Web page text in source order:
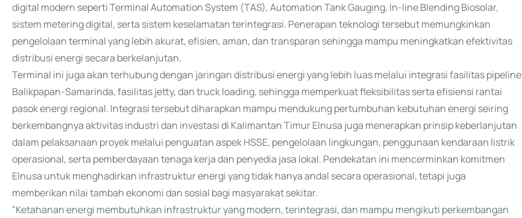
digital modern seperti Terminal Automation System (TAS), Automation Tank Gauging, In-line Blending Biosolar,
sistem metering digital, serta sistem keselamatan terintegrasi. Penerapan teknologi tersebut memungkinkan
pengelolaan terminal yang lebih akurat, efisien, aman, dan transparan sehingga mampu meningkatkan efektivitas
distribusi energi secara berkelanjutan.
Terminal ini juga akan terhubung dengan jaringan distribusi energi yang lebih luas melalui integrasi fasilitas pipeline
Balikpapan-Samarinda, fasilitas jetty, dan truck loading, sehingga memperkuat fleksibilitas serta efisiensi rantai
pasok energi regional. Integrasi tersebut diharapkan mampu mendukung pertumbuhan kebutuhan energi seiring
berkembangnya aktivitas industri dan investasi di Kalimantan Timur Elnusa juga menerapkan prinsip keberlanjutan
dalam pelaksanaan proyek melalui penguatan aspek HSSE, pengelolaan lingkungan, penggunaan kendaraan listrik
operasional, serta pemberdayaan tenaga kerja dan penyedia jasa lokal. Pendekatan ini mencerminkan komitmen
Elnusa untuk menghadirkan infrastruktur energi yang tidak hanya andal secara operasional, tetapi juga
memberikan nilai tambah ekonomi dan sosial bagi masyarakat sekitar.
"Ketahanan energi membutuhkan infrastruktur yang modern, terintegrasi, dan mampu mengikuti perkembangan